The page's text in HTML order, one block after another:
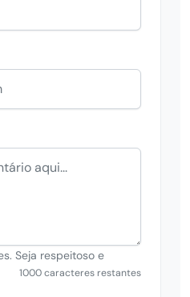
Seja respeitoso e
1000 caracteres restantes